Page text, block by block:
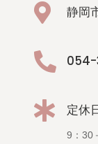
 静岡
 054-
 定休
9：30